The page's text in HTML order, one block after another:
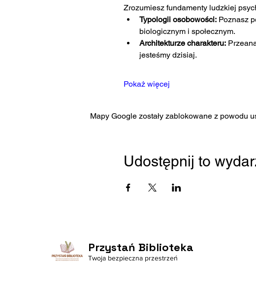
Zrozumiesz fundamenty ludzkiej
Typologii osobowości: Poznasz
biologicznym i społecznym.
Architekturze charakteru:
jesteśmy dzisiaj.
Pokaż więcej
Mapy Google zostały zablokowane z powodu
Udostępnij to
Przystań Biblioteka
Twoja bezpieczna przestrzeń